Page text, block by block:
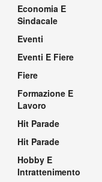
Economia E
Sindacale
Eventi
Eventi E Fiere
Fiere
Formazione E
Lavoro
Hit Parade
Hit Parade
Hobby E
Intrattenimento